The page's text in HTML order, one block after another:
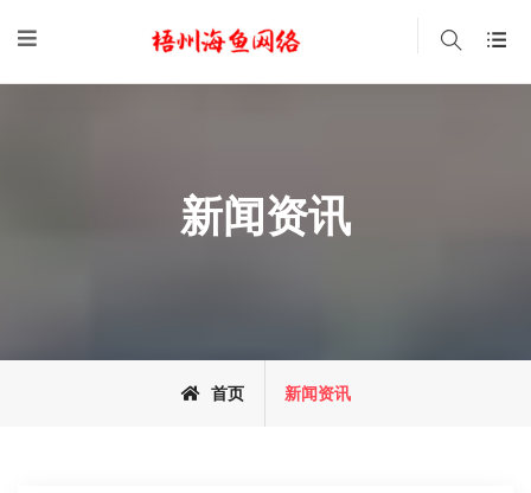
新闻资讯
首页 新闻资讯